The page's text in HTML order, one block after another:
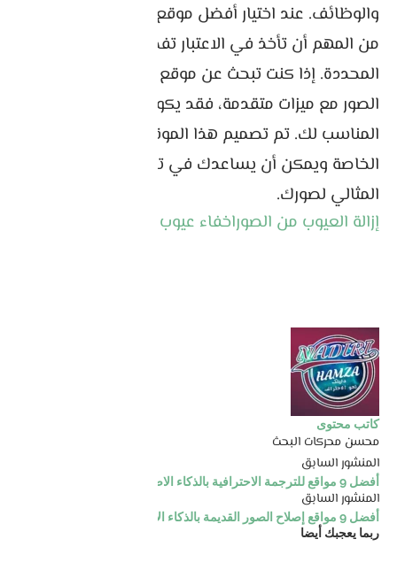
والوظائف. عند اختيار أفضل موقع يناسب احتياجاتك،
من المهم أن تأخذ في الاعتبار تفضيلاتك ومتطلباتك
المحددة. إذا كنت تبحث عن موقع شامل وقوي لتحرير
المناسب لك. تم تصميم هذا الموقع لتلبية احتياجاتك
الخاصة ويمكن أن يساعدك في تحقيق المظهر
المثالي لصورك.
إزالة العيوب من الصوراخفاء عيوب الصور
كاتب محتوى
محسن محركات البحث
المنشور السابق
أفضل 9 مواقع للترجمة الاحترافية بالذكاء الاصطناعي وتدعم العربية
المنشور السابق
أفضل 9 مواقع إصلاح الصور القديمة بالذكاء الاصطناعي
ربما يعجبك أيضا